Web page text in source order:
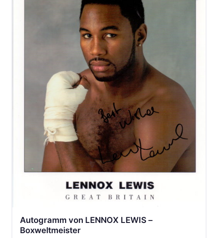
Autogramm von LENNOX LEWIS –
Boxweltmeister